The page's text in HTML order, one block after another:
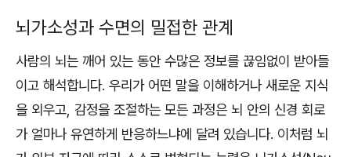
뇌가소성과 수면의 밀접한 관계
사람의 뇌는 깨어 있는 동안 수많은 정보를 끊임없이 받아들
이고 해석합니다. 우리가 어떤 말을 이해하거나 새로운 지식
을 외우고, 감정을 조절하는 모든 과정은 뇌 안의 신경 회로
가 얼마나 유연하게 반응하느냐에 달려 있습니다. 이처럼 뇌